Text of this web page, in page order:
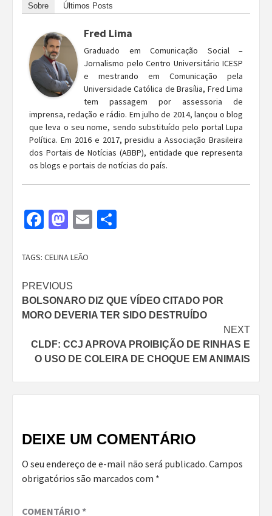
Sobre Últimos Posts
Fred Lima
Graduado em Comunicação Social –
Jornalismo pelo Centro Universitário ICESP
e mestrando em Comunicação pela
Universidade Católica de Brasília, Fred Lima
tem passagem por assessoria de
imprensa, redação e rádio. Em julho de 2014, lançou o blog
que leva o seu nome, sendo substituído pelo portal Lupa
Política. Em 2016 e 2017, presidiu a Associação Brasileira
dos Portais de Notícias (ABBP), entidade que representa
os blogs e portais de notícias do país.
Facebook
Mastodon
Email
TAGS: CELINA LEÃO
Continue
Reading
PREVIOUS
BOLSONARO DIZ QUE VÍDEO CITADO POR
MORO DEVERIA TER SIDO DESTRUÍDO
NEXT
CLDF: CCJ APROVA PROIBIÇÃO DE RINHAS E
O USO DE COLEIRA DE CHOQUE EM ANIMAIS
DEIXE UM COMENTÁRIO
O seu endereço de e-mail não será publicado. Campos
obrigatórios são marcados com *
COMENTÁRIO*